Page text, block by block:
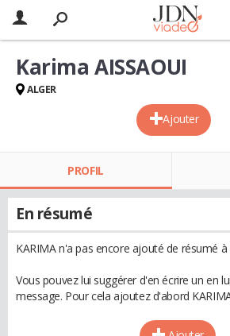
Ajouter
Karima AISSAOUI
ALGER
PROFIL
En résumé
KARIMA n'a pas encore ajouté de résumé
Vous pouvez lui suggérer d'en écrire un en
message. Pour cela ajoutez d'abord